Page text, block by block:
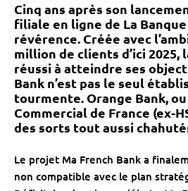
Cinq ans après son
filiale en ligne de La
révérence. Créée avec
million de clients d’ici 2025,
réussi à atteindre ses
Bank n’est pas le seul
tourmente. Orange Bank,
Commercial de France (ex-
des sorts tout aussi
Le projet Ma French Bank a
non compatible avec le plan